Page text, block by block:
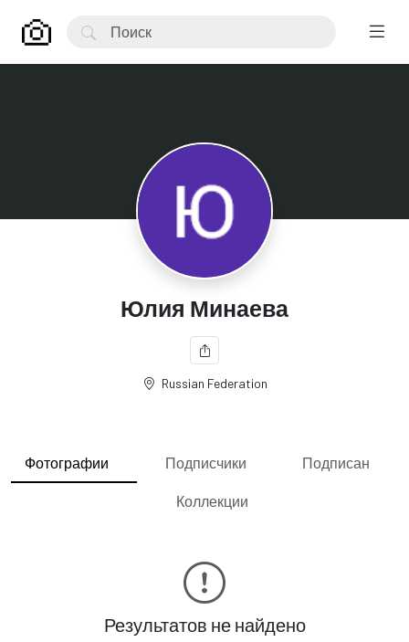
Юлия Минаева
Russian Federation
Фотографии Подписчики Подписан
Коллекции
Результатов не найдено